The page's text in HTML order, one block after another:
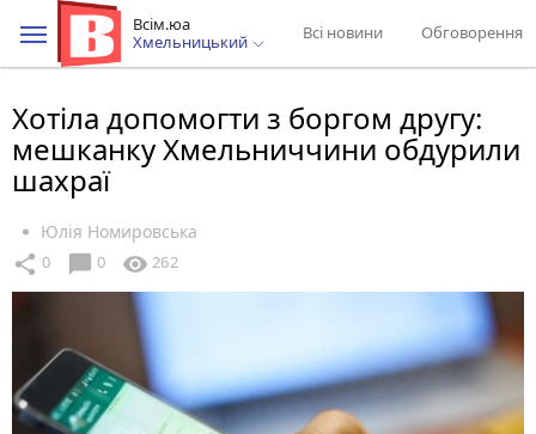
Всім.юа
Хмельницький
Всі новини Обговорення
Хотіла допомогти з боргом другу:
мешканку Хмельниччини обдурили
шахраї
Юлія Номировська
share 0 chat_bubble 0 visibility 262